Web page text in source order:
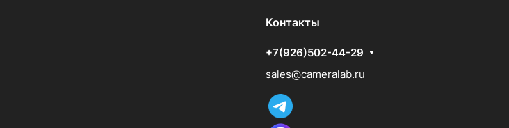
Контакты
+7(926)502-44-29
sales@cameralab.ru